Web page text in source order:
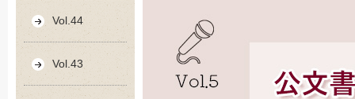
Vol.44
Vol.43